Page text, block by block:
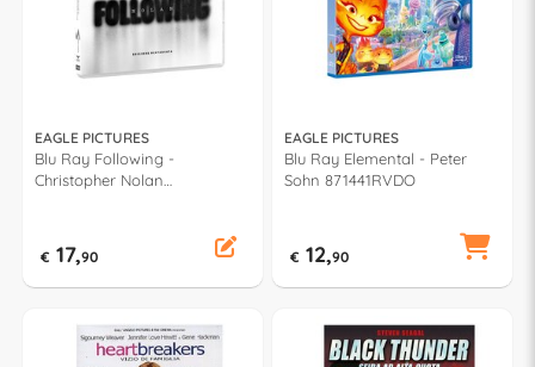
EAGLE PICTURES
Blu Ray Following -
Christopher Nolan
€ 17,90
EAGLE PICTURES
Blu Ray Elemental - Peter
Sohn 871441RVDO
€ 12,90